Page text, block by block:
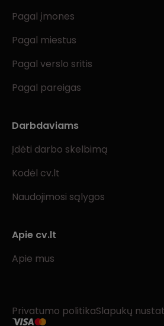
Pagal įmones
Pagal miestus
Pagal verslo sritis
Pagal pareigas
Darbdaviams
Įdėti darbo skelbimą
Kodėl cv.lt
Naudojimosi sąlygos
Apie cv.lt
Apie mus
Privatumo politikaSlapukų